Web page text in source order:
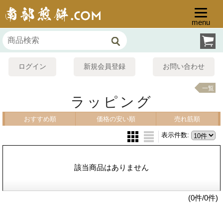
ログイン 新規会員登録 お問い合わせ
menu
ラッピング
一覧
おすすめ順 価格の安い順 売れ筋順
表示件数:
該当商品はありません
(0件/0件)